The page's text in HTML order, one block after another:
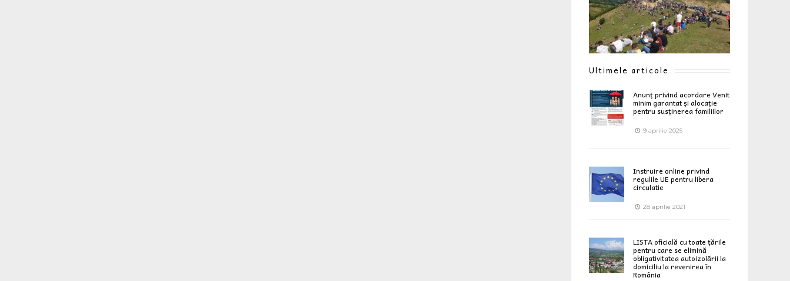
Ultimele articole
Anunț privind acordare Venit
minim garantat și alocație
pentru susținerea familiilor
9 aprilie 2025
Instruire online privind
regulile UE pentru libera
circulatie
28 aprilie 2021
LISTA oficială cu toate țările
pentru care se elimină
obligativitatea autoizolării la
domiciliu la revenirea în
România